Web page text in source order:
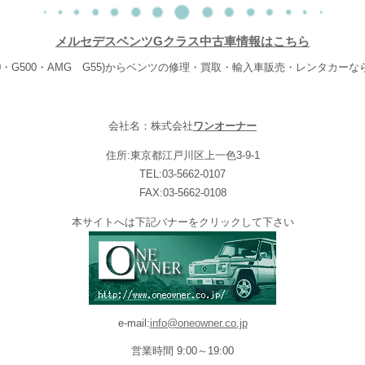
メルセデスベンツGクラス中古車情報はこちら
G500・AMG G55)からベンツの修理・買取・輸入車販売・レンタカーな
会社名：株式会社ワンオーナー
住所:東京都江戸川区上一色3-9-1
TEL:03-5662-0107
FAX:03-5662-0108
本サイトへは下記バナーをクリックして下さい
e-mail:info@oneowner.co.jp
営業時間 9:00～19:00